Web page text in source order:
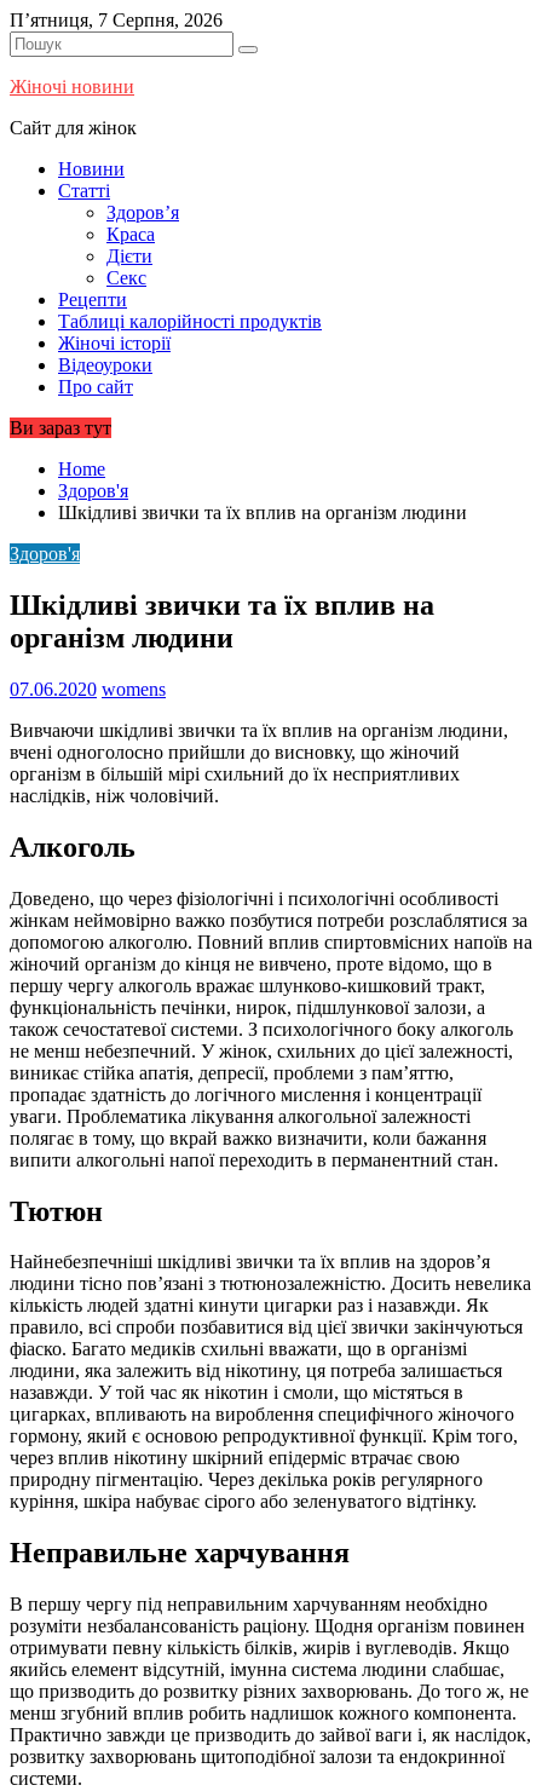
Skip
to
content
П’ятниця, 7 Серпня, 2026
Жіночі новини
Сайт для жінок
Новини
Статті
Здоров’я
Краса
Дієти
Секс
Рецепти
Таблиці калорійності продуктів
Жіночі історії
Відеоуроки
Про сайт
Ви зараз тут
Home
Здоров'я
Шкідливі звички та їх вплив на організм людини
Здоров'я
Шкідливі звички та їх вплив на
організм людини
07.06.2020 womens
Вивчаючи шкідливі звички та їх вплив на організм людини,
вчені одноголосно прийшли до висновку, що жіночий
організм в більшій мірі схильний до їх несприятливих
наслідків, ніж чоловічий.
Алкоголь
Доведено, що через фізіологічні і психологічні особливості
жінкам неймовірно важко позбутися потреби розслаблятися за
допомогою алкоголю. Повний вплив спиртовмісних напоїв на
жіночий організм до кінця не вивчено, проте відомо, що в
першу чергу алкоголь вражає шлунково-кишковий тракт,
функціональність печінки, нирок, підшлункової залози, а
також сечостатевої системи. З психологічного боку алкоголь
не менш небезпечний. У жінок, схильних до цієї залежності,
виникає стійка апатія, депресії, проблеми з пам’яттю,
пропадає здатність до логічного мислення і концентрації
уваги. Проблематика лікування алкогольної залежності
полягає в тому, що вкрай важко визначити, коли бажання
випити алкогольні напої переходить в перманентний стан.
Тютюн
Найнебезпечніші шкідливі звички та їх вплив на здоров’я
людини тісно пов’язані з тютюнозалежністю. Досить невелика
кількість людей здатні кинути цигарки раз і назавжди. Як
правило, всі спроби позбавитися від цієї звички закінчуються
фіаско. Багато медиків схильні вважати, що в організмі
людини, яка залежить від нікотину, ця потреба залишається
назавжди. У той час як нікотин і смоли, що містяться в
цигарках, впливають на вироблення специфічного жіночого
гормону, який є основою репродуктивної функції. Крім того,
через вплив нікотину шкірний епідерміс втрачає свою
природну пігментацію. Через декілька років регулярного
куріння, шкіра набуває сірого або зеленуватого відтінку.
Неправильне харчування
В першу чергу під неправильним харчуванням необхідно
розуміти незбалансованість раціону. Щодня організм повинен
отримувати певну кількість білків, жирів і вуглеводів. Якщо
якийсь елемент відсутній, імунна система людини слабшає,
що призводить до розвитку різних захворювань. До того ж, не
менш згубний вплив робить надлишок кожного компонента.
Практично завжди це призводить до зайвої ваги і, як наслідок,
розвитку захворювань щитоподібної залози та ендокринної
системи.